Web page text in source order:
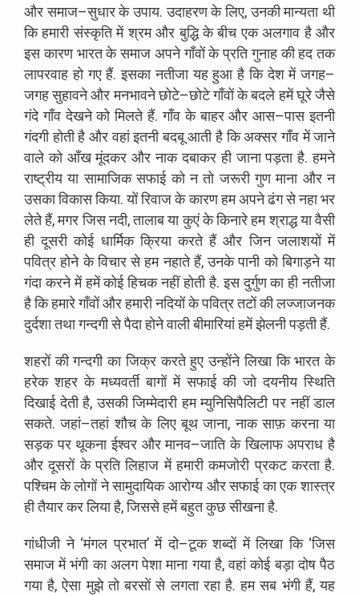
और समाज–सुधार के उपाय.उदाहरण के लिए,उनकी मान्यता थी
कि हमारी संस्कृति में श्रम और बुद्धि के बीच एक अलगाव है और
इस कारण भारत के समाज अपने गाँवों के प्रति गुनाह की हद तक
लापरवाह हो गए हैं.इसका नतीजा यह हुआ है कि देश में जगह–
जगह सुहावने और मनभावने छोटे–छोटे गाँवों के बदले हमें घूरे जैसे
गंदे गाँव देखने को मिलते हैं.गाँव के बाहर और आस–पास इतनी
गंदगी होती है और वहां इतनी बदबू आती है कि अक्सर गाँव में जाने
वाले को आँख मूंदकर और नाक दबाकर ही जाना पड़ता है.हमने
राष्ट्रीय या सामाजिक सफाई को न तो जरूरी गुण माना और न
उसकाविकासकिया.योंरिवाज केकारणहम अपनेढंगसेनहाभर
लेते हैं,मगर जिस नदी,तालाब या कुएं के किनारे हम श्राद्ध या वैसी
ही दूसरी कोई धार्मिक क्रिया करते हैं और जिन जलाशयों में
पवित्र होने के विचार से हम नहाते हैं,उनके पानी को बिगाड़ने या
गंदा करने में हमें कोई हिचक नहीं होती है.इस दुर्गुण का ही नतीजा
हैकिहमारेगाँवोंऔरहमारीनदियोंकेपवित्रतटोंकीलज्जाजनक
दुर्दशातथागन्दगीसेपैदाहोनेवालीबीमारियांहमेंझेलनीपड़तीहैं.
शहरों की गन्दगी का जिक्र करते हुए उन्होंने लिखा कि भारत के
हरेक शहर के मध्यवर्ती बागों में सफाई की जो दयनीय स्थिति
दिखाई देती है,उसकी जिम्मेदारी हम म्युनिसिपैलिटी पर नहीं डाल
सकते.जहां–तहां शौच के लिए बूथ जाना,नाक साफ़ करना या
सड़क पर थूकना ईश्वर और मानव–जाति के खिलाफ अपराध है
और दूसरों के प्रति लिहाज में हमारी कमजोरी प्रकट करता है.
पश्चिम के लोगों ने सामुदायिक आरोग्य और सफाई का एक शास्त्र
हीतैयारकरलियाहै,जिससेहमेंबहुतकुछसीखनाहै.
गांधीजी ने ‘मंगल प्रभात’ में दो–टूक शब्दों में लिखा कि ‘जिस
समाज में भंगी का अलग पेशा माना गया है,वहां कोई बड़ा दोष पैठ
गया है,ऐसा मुझे तो बरसों से लगता रहा है.हम सब भंगी हैं,यह